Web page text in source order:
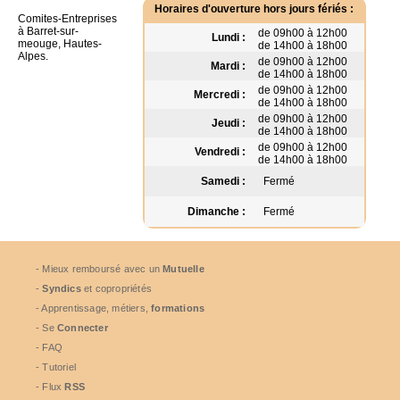
Horaires d'ouverture hors jours fériés :
Lundi :
de 09h00 à 12h00
de 14h00 à 18h00
Mardi :
de 09h00 à 12h00
de 14h00 à 18h00
Mercredi :
de 09h00 à 12h00
de 14h00 à 18h00
Jeudi :
de 09h00 à 12h00
de 14h00 à 18h00
Vendredi :
de 09h00 à 12h00
de 14h00 à 18h00
Samedi :
Fermé
Dimanche : Fermé
Comites-Entreprises
à Barret-sur-
meouge, Hautes-
Alpes.
- Mieux remboursé avec unMutuelle
-Syndicset copropriétés
- Apprentissage, métiers,formations
- Se Connecter
- FAQ
- Tutoriel
- FluxRSS